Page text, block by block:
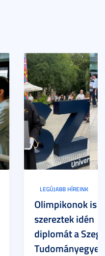
LEGÚJABB HÍREINK
Olimpikonok is
szereztek idén
diplomát a